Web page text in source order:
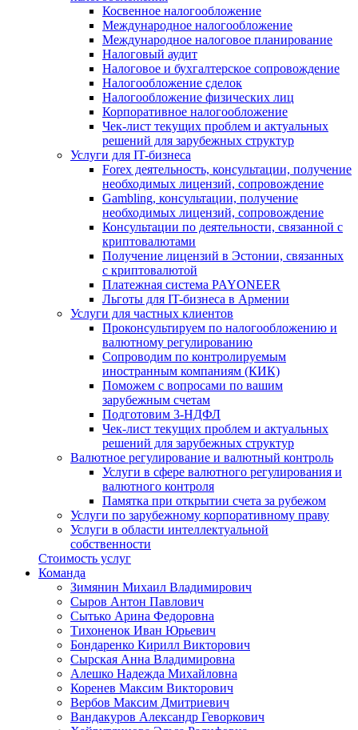
Косвенное налогообложение
Международное налогообложение
Международное налоговое планирование
Налоговый аудит
Налоговое и бухгалтерское сопровождение
Налогообложение сделок
Налогообложение физических лиц
Корпоративное налогообложение
Чек-лист текущих проблем и актуальных
решений для зарубежных структур
Услуги для IT-бизнеса
Forex деятельность, консультации, получение
необходимых лицензий, сопровождение
Gambling, консультации, получение
необходимых лицензий, сопровождение
Консультации по деятельности, связанной с
криптовалютами
Получение лицензий в Эстонии, связанных
с криптовалютой
Платежная система PAYONEER
Льготы для IT-бизнеса в Армении
Услуги для частных клиентов
Проконсультируем по налогообложению и
валютному регулированию
Сопроводим по контролируемым
иностранным компаниям (КИК)
Поможем с вопросами по вашим
зарубежным счетам
Подготовим 3-НДФЛ
Чек-лист текущих проблем и актуальных
решений для зарубежных структур
Валютное регулирование и валютный контроль
Услуги в сфере валютного регулирования и
валютного контроля
Памятка при открытии счета за рубежом
Услуги по зарубежному корпоративному праву
Услуги в области интеллектуальной
собственности
Стоимость услуг
Команда
Зимянин Михаил Владимирович
Сыров Антон Павлович
Сытько Арина Федоровна
Тихоненок Иван Юрьевич
Бондаренко Кирилл Викторович
Сырская Анна Владимировна
Алешко Надежда Михайловна
Коренев Максим Викторович
Вербов Максим Дмитриевич
Вандакуров Александр Геворкович